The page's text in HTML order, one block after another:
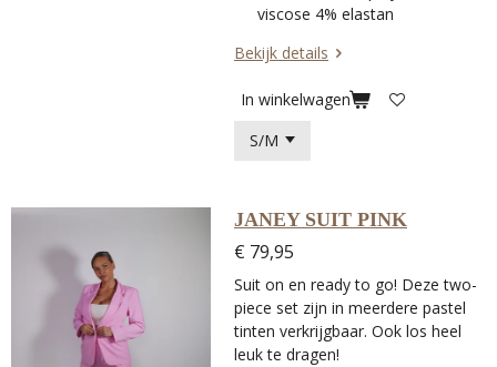
viscose 4% elastan
Bekijk details
In winkelwagen
JANEY SUIT PINK
€ 79,95
Suit on en ready to go! Deze two-
piece set zijn in meerdere pastel
tinten verkrijgbaar. Ook los heel
leuk te dragen!